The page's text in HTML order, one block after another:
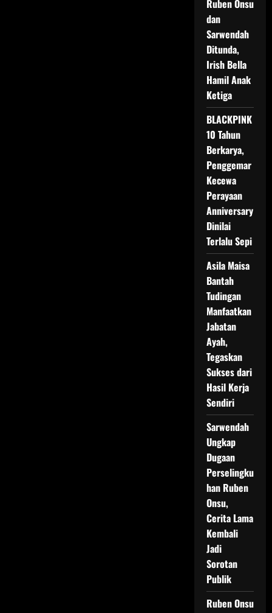
Ruben Onsu
dan
Sarwendah
Ditunda,
Irish Bella
Hamil Anak
Ketiga
BLACKPINK
10 Tahun
Berkarya,
Penggemar
Kecewa
Perayaan
Anniversary
Dinilai
Terlalu Sepi
Asila Maisa
Bantah
Tudingan
Manfaatkan
Jabatan
Ayah,
Tegaskan
Sukses dari
Hasil Kerja
Sendiri
Sarwendah
Ungkap
Dugaan
Perselingku
han Ruben
Onsu,
Cerita Lama
Kembali
Jadi
Sorotan
Publik
Ruben Onsu